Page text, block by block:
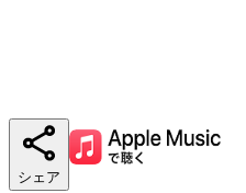
シェア